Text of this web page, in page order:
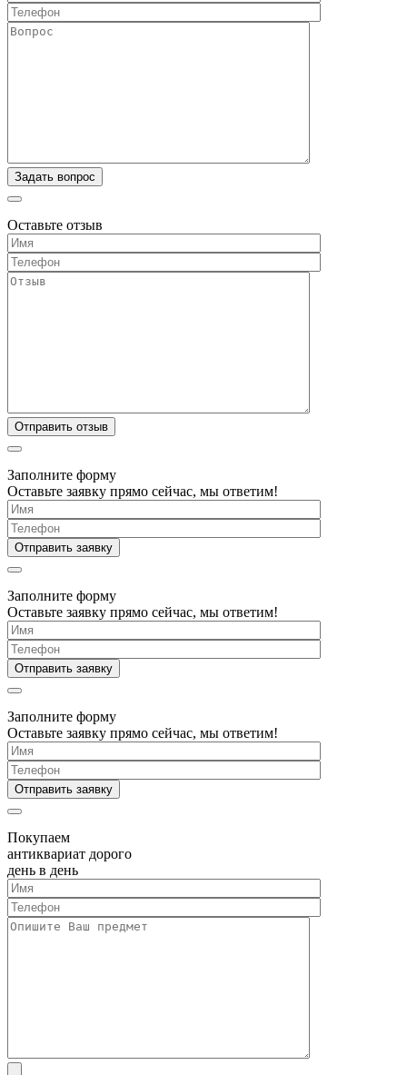
Оставьте отзыв
Заполните форму
Оставьте заявку прямо сейчас, мы ответим!
Заполните форму
Оставьте заявку прямо сейчас, мы ответим!
Заполните форму
Оставьте заявку прямо сейчас, мы ответим!
Покупаем
антиквариат дорого
день в день